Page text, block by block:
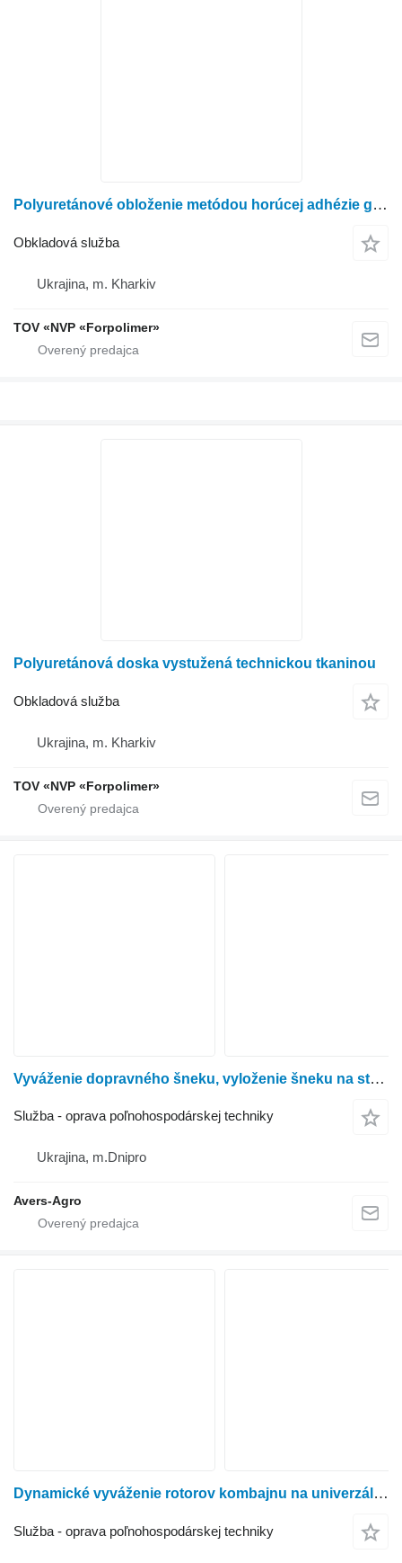
Polyuretánové obloženie metódou horúcej adhézie gravitačných rúr
Obkladová služba
Ukrajina, m. Kharkiv
TOV «NVP «Forpolimer»
Polyuretánová doska vystužená technickou tkaninou
Obkladová služba
Ukrajina, m. Kharkiv
TOV «NVP «Forpolimer»
Vyváženie dopravného šneku, vyloženie šneku na stroji
Služba - oprava poľnohospodárskej techniky
Ukrajina, m.Dnipro
Avers-Agro
Dynamické vyváženie rotorov kombajnu na univerzálnom predrezonančnom stroji 9D716
Služba - oprava poľnohospodárskej techniky